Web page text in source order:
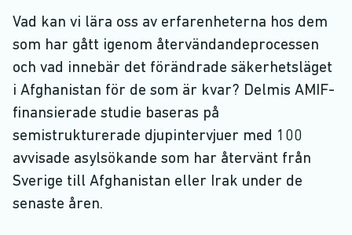
Vad kan vi lära oss av erfarenheterna hos dem
som har gått igenom återvändandeprocessen
och vad innebär det förändrade säkerhetsläget
i Afghanistan för de som är kvar? Delmis AMIF-
finansierade studie baseras på
semistrukturerade djupintervjuer med 100
avvisade asylsökande som har återvänt från
Sverige till Afghanistan eller Irak under de
senaste åren.